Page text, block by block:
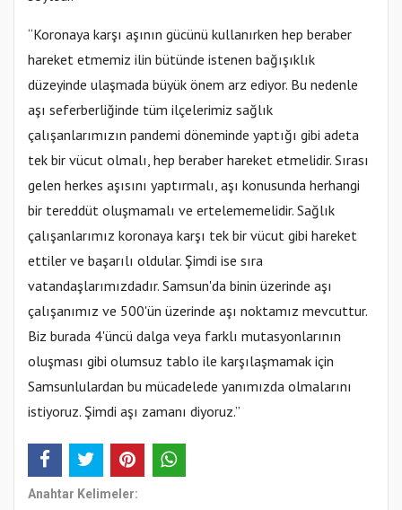
“Koronaya karşı aşının gücünü kullanırken hep beraber
hareket etmemiz ilin bütünde istenen bağışıklık
düzeyinde ulaşmada büyük önem arz ediyor. Bu nedenle
aşı seferberliğinde tüm ilçelerimiz sağlık
çalışanlarımızın pandemi döneminde yaptığı gibi adeta
tek bir vücut olmalı, hep beraber hareket etmelidir. Sırası
gelen herkes aşısını yaptırmalı, aşı konusunda herhangi
bir tereddüt oluşmamalı ve ertelememelidir. Sağlık
çalışanlarımız koronaya karşı tek bir vücut gibi hareket
ettiler ve başarılı oldular. Şimdi ise sıra
vatandaşlarımızdadır. Samsun'da binin üzerinde aşı
çalışanımız ve 500'ün üzerinde aşı noktamız mevcuttur.
Biz burada 4'üncü dalga veya farklı mutasyonlarının
oluşması gibi olumsuz tablo ile karşılaşmamak için
Samsunlulardan bu mücadelede yanımızda olmalarını
istiyoruz. Şimdi aşı zamanı diyoruz.”
Anahtar Kelimeler: